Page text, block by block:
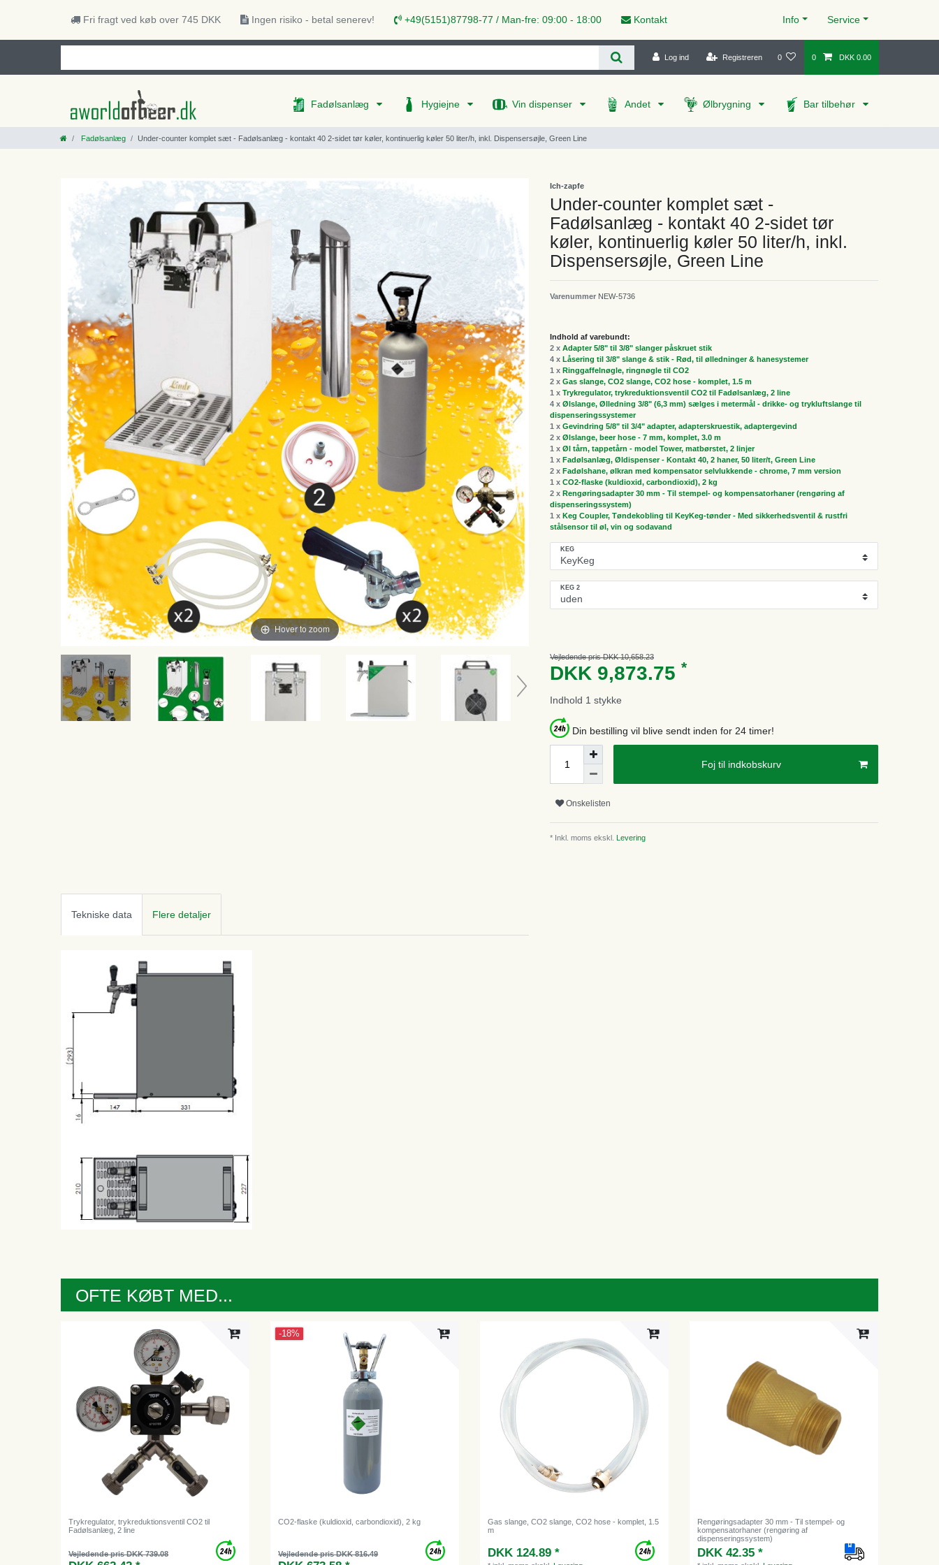
Fri fragt ved køb over 745 DKK Ingen risiko - betal senerev! +49(5151)87798-77 / Man-fre: 09:00 - 18:00 Kontakt Info Service
Log ind Registreren 0 0 DKK 0.00
Fadølsanlæg Hygiejne Vin dispenser Andet Ølbrygning Bar tilbehør
Fadølsanlæg Under-counter komplet sæt - Fadølsanlæg - kontakt 40 2-sidet tør køler, kontinuerlig køler 50 liter/h, inkl. Dispensersøjle, Green Line
Hover to zoom
Ich-zapfe
Under-counter komplet sæt -
Fadølsanlæg - kontakt 40 2-sidet tør
køler, kontinuerlig køler 50 liter/h, inkl.
Dispensersøjle, Green Line
Varenummer NEW-5736
Indhold af varebundt:
2 x Adapter 5/8" til 3/8" slanger påskruet stik
4 x Låsering til 3/8" slange & stik - Rød, til ølledninger & hanesystemer
1 x Ringgaffelnøgle, ringnøgle til CO2
2 x Gas slange, CO2 slange, CO2 hose - komplet, 1.5 m
1 x Trykregulator, trykreduktionsventil CO2 til Fadølsanlæg, 2 line
4 x Ølslange, Ølledning 3/8" (6,3 mm) sælges i metermål - drikke- og trykluftslange til
dispenseringssystemer
1 x Gevindring 5/8" til 3/4" adapter, adapterskruestik, adaptergevind
2 x Ølslange, beer hose - 7 mm, komplet, 3.0 m
1 x Øl tårn, tappetårn - model Tower, matbørstet, 2 linjer
1 x Fadølsanlæg, Øldispenser - Kontakt 40, 2 haner, 50 liter/t, Green Line
2 x Fadølshane, ølkran med kompensator selvlukkende - chrome, 7 mm version
1 x CO2-flaske (kuldioxid, carbondioxid), 2 kg
2 x Rengøringsadapter 30 mm - Til stempel- og kompensatorhaner (rengøring af
dispenseringssystem)
1 x Keg Coupler, Tøndekobling til KeyKeg-tønder - Med sikkerhedsventil & rustfri
stålsensor til øl, vin og sodavand
KEG
KEG 2
Vejledende pris DKK 10,658.23
DKK 9,873.75 *
Indhold 1 stykke
Din bestilling vil blive sendt inden for 24 timer!
Foj til indkobskurv
Onskelisten
* Inkl. moms ekskl. Levering
Tekniske data Flere detaljer
OFTE KØBT MED...
Trykregulator, trykreduktionsventil CO2 til
Fadølsanlæg, 2 line
Vejledende pris DKK 739.08
-18%
CO2-flaske (kuldioxid, carbondioxid), 2 kg
Vejledende pris DKK 816.49
Gas slange, CO2 slange, CO2 hose - komplet, 1.5
m
DKK 124.89 *
Rengøringsadapter 30 mm - Til stempel- og
kompensatorhaner (rengøring af
dispenseringssystem)
DKK 42.35 *